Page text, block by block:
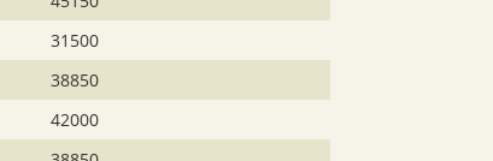
31500
38850
42000